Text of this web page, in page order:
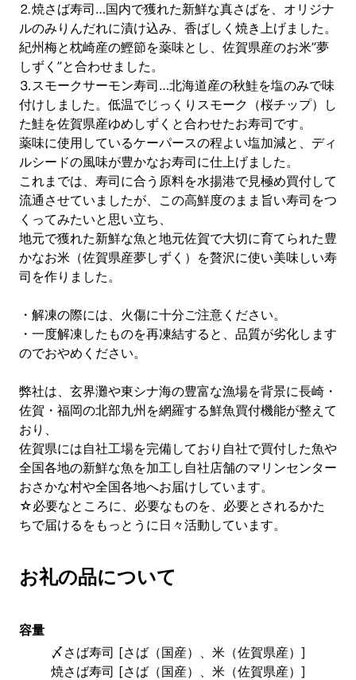
⒉焼さば寿司…国内で獲れた新鮮な真さばを、オリジナ
ルのみりんだれに漬け込み、香ばしく焼き上げました。
紀州梅と枕崎産の鰹節を薬味とし、佐賀県産のお米”夢
しずく”と合わせました。
⒊スモークサーモン寿司…北海道産の秋鮭を塩のみで味
付けしました。低温でじっくりスモーク（桜チップ）し
た鮭を佐賀県産ゆめしずくと合わせたお寿司です。
薬味に使用しているケーパースの程よい塩加減と、ディ
ルシードの風味が豊かなお寿司に仕上げました。
これまでは、寿司に合う原料を水揚港で見極め買付して
流通させていましたが、この高鮮度のまま旨い寿司をつ
くってみたいと思い立ち、
地元で獲れた新鮮な魚と地元佐賀で大切に育てられた豊
かなお米（佐賀県産夢しずく）を贅沢に使い美味しい寿
司を作りました。
・解凍の際には、火傷に十分ご注意ください。
・一度解凍したものを再凍結すると、品質が劣化します
のでおやめください。
弊社は、玄界灘や東シナ海の豊富な漁場を背景に長崎・
佐賀・福岡の北部九州を網羅する鮮魚買付機能が整えて
おり、
佐賀県には自社工場を完備しており自社で買付した魚や
全国各地の新鮮な魚を加工し自社店舗のマリンセンター
おさかな村や全国各地へお届けしています。
☆必要なところに、必要なものを、必要とされるかた
ちで届けるをもっとうに日々活動しています。
お礼の品について
容量
〆さば寿司 [さば（国産）、米（佐賀県産）]
焼さば寿司 [さば（国産）、米（佐賀県産）]